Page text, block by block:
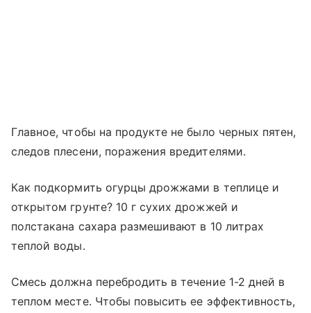
Главное, чтобы на продукте не было черных пятен,
следов плесени, поражения вредителями.
Как подкормить огурцы дрожжами в теплице и
открытом грунте? 10 г сухих дрожжей и
полстакана сахара размешивают в 10 литрах
теплой воды.
Смесь должна перебродить в течение 1-2 дней в
теплом месте. Чтобы повысить ее эффективность,